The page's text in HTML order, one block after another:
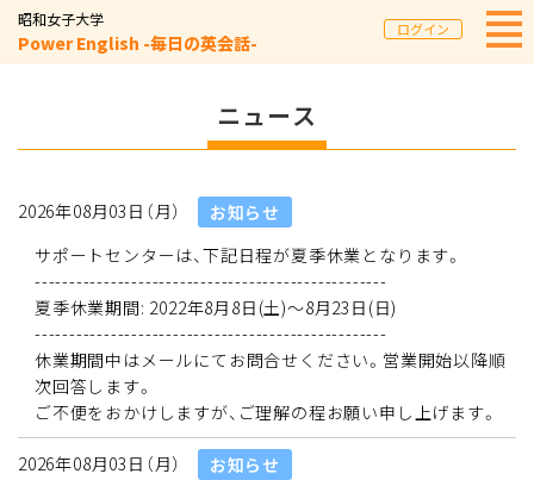
昭和女子大学
Power English -毎日の英会話-
ログイン
ニュース
2026年08月03日（月）
お知らせ
サポートセンターは、下記日程が夏季休業となります。
---------------------------------------------------
夏季休業期間: 2022年8月8日(土)～8月23日(日)
---------------------------------------------------
休業期間中はメールにてお問合せください。営業開始以降順
次回答します。
ご不便をおかけしますが、ご理解の程お願い申し上げます。
2026年08月03日（月）
お知らせ